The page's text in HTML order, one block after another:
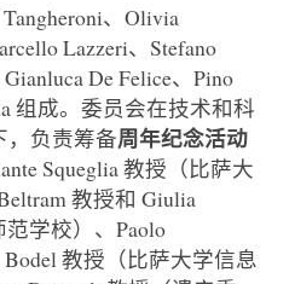
、Olivia
Lazzeri、Stefano
De Felice、Pino
组成。委员会在技术和科
，负责筹备周年纪念活动
Squeglia 教授（比萨大
教授和 Giulia
学校）、Paolo
教授（比萨大学信息